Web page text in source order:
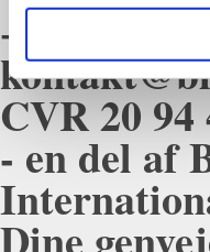
+45 50 70
CVR 20 94
- en del af